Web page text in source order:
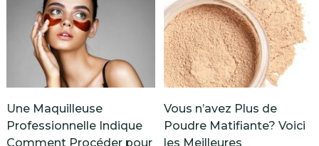
Une Maquilleuse
Professionnelle Indique
Comment Procéder pour
Vous n’avez Plus de
Poudre Matifiante? Voici
les Meilleures